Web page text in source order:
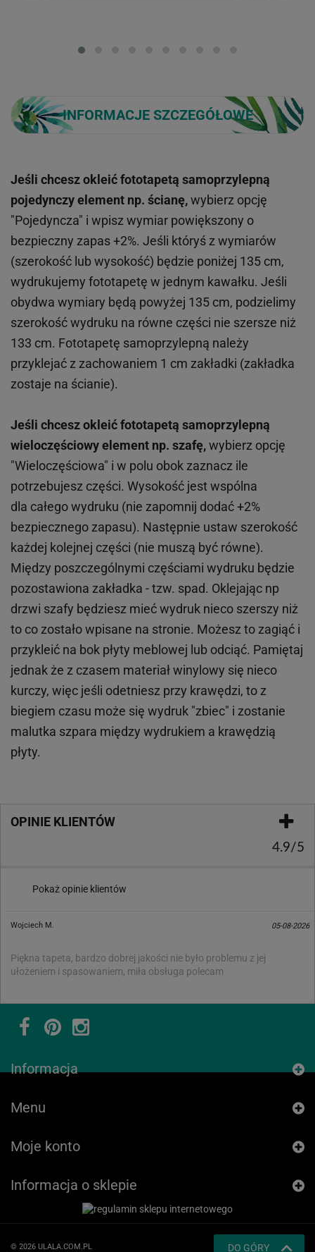
INFORMACJE SZCZEGÓŁOWE
Jeśli chcesz okleić fototapetą samoprzylepną
pojedynczy element np. ścianę,wybierz opcję
"Pojedyncza" i wpisz wymiar powiększony o
bezpieczny zapas +2%. Jeśli któryś z wymiarów
(szerokość lub wysokość) będzie poniżej 135 cm,
wydrukujemy fototapetę w jednym kawałku. Jeśli
obydwa wymiary będą powyżej 135 cm, podzielimy
szerokość wydruku na równe części nie szersze niż
133 cm. Fototapetę samoprzylepną należy
przyklejać z zachowaniem 1 cm zakładki (zakładka
zostaje na ścianie).
Jeśli chcesz okleić fototapetą samoprzylepną
wieloczęściowy element np. szafę,wybierz opcję
"Wieloczęściowa" i w polu obok zaznacz ile
potrzebujesz części. Wysokość jest wspólna
dla całego wydruku (nie zapomnij dodać +2%
bezpiecznego zapasu). Następnie ustaw szerokość
każdej kolejnej części (nie muszą być równe).
Między poszczególnymi częściami wydruku będzie
pozostawiona zakładka - tzw. spad. Oklejając np
drzwi szafy będziesz mieć wydruk nieco szerszy niż
to co zostało wpisane na stronie. Możesz to zagiąć i
przykleić na bok płyty meblowej lub odciąć. Pamiętaj
jednak że z czasem materiał winylowy się nieco
kurczy, więc jeśli odetniesz przy krawędzi, to z
biegiem czasu może się wydruk "zbiec" i zostanie
malutka szpara między wydrukiem a krawędzią
płyty.
OPINIE KLIENTÓW
4.9/5
Pokaż opinie klientów
Wojciech M. 05-08-2026
Piękna tapeta, bardzo dobrej jakości nie było problemu z jej
ułożeniem i spasowaniem, miła obsługa polecam
Informacja
Menu
Moje konto
Informacja o sklepie
© 2026 ULALA.COM.PL DO GÓRY